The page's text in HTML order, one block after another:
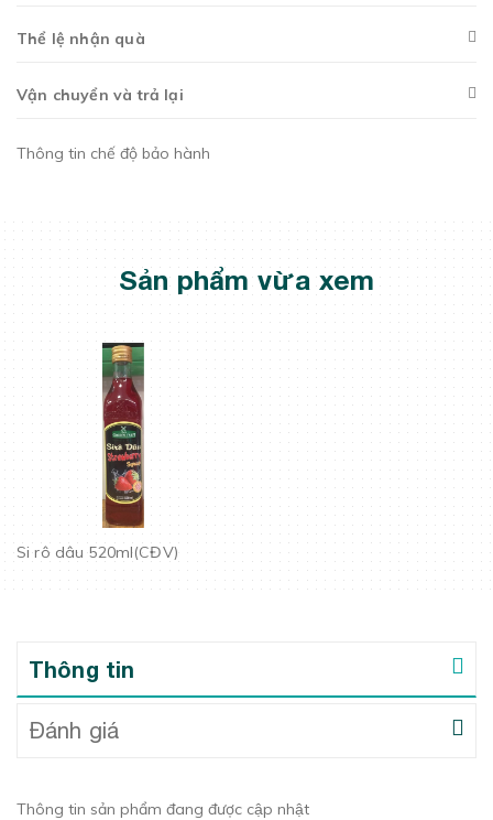
Thể lệ nhận quà
Vận chuyển và trả lại
Thông tin chế độ bảo hành
Sản phẩm vừa xem
Si rô dâu 520ml(CĐV)
Thông tin
Đánh giá
Thông tin sản phẩm đang được cập nhật